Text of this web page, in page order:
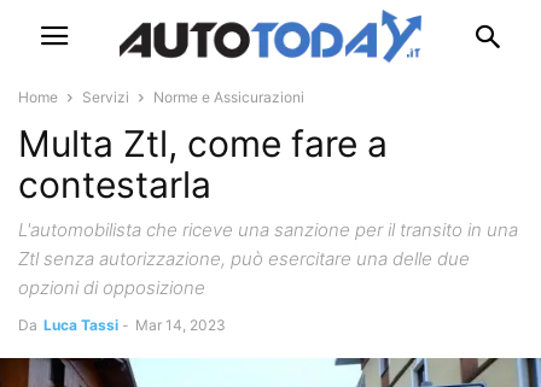
Home Servizi Norme e Assicurazioni
Multa Ztl, come fare a
contestarla
L'automobilista che riceve una sanzione per il transito in una
Ztl senza autorizzazione, può esercitare una delle due
opzioni di opposizione
Da Luca Tassi - Mar 14, 2023